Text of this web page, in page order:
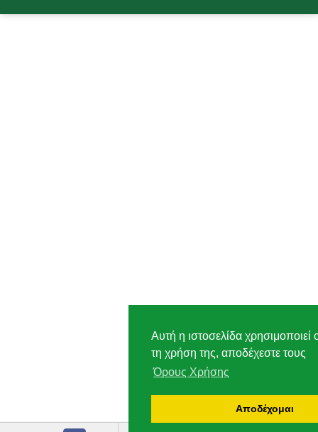
Αυτή η ιστοσελίδα
τη χρήση της, αποδέχεστε τους
Όρους Χρήσης
Αποδέχομαι